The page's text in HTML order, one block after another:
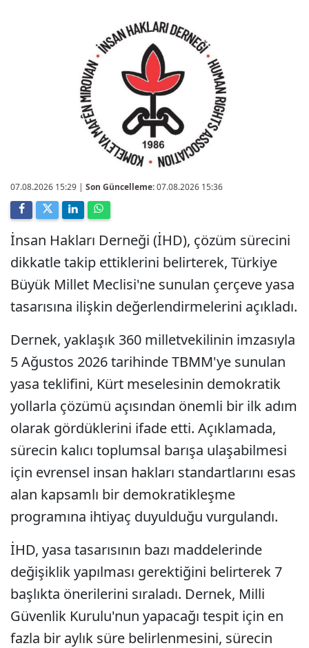
07.08.2026 15:29 | Son Güncelleme:07.08.2026 15:36
İnsan Hakları Derneği (İHD), çözüm sürecini
dikkatle takip ettiklerini belirterek, Türkiye
Büyük Millet Meclisi'ne sunulan çerçeve yasa
tasarısına ilişkin değerlendirmelerini açıkladı.
Dernek, yaklaşık 360 milletvekilinin imzasıyla
5 Ağustos 2026 tarihinde TBMM'ye sunulan
yasa teklifini, Kürt meselesinin demokratik
yollarla çözümü açısından önemli bir ilk adım
olarak gördüklerini ifade etti. Açıklamada,
sürecin kalıcı toplumsal barışa ulaşabilmesi
için evrensel insan hakları standartlarını esas
alan kapsamlı bir demokratikleşme
programına ihtiyaç duyulduğu vurgulandı.
İHD, yasa tasarısının bazı maddelerinde
değişiklik yapılması gerektiğini belirterek 7
başlıkta önerilerini sıraladı. Dernek, Milli
Güvenlik Kurulu'nun yapacağı tespit için en
fazla bir aylık süre belirlenmesini, sürecin